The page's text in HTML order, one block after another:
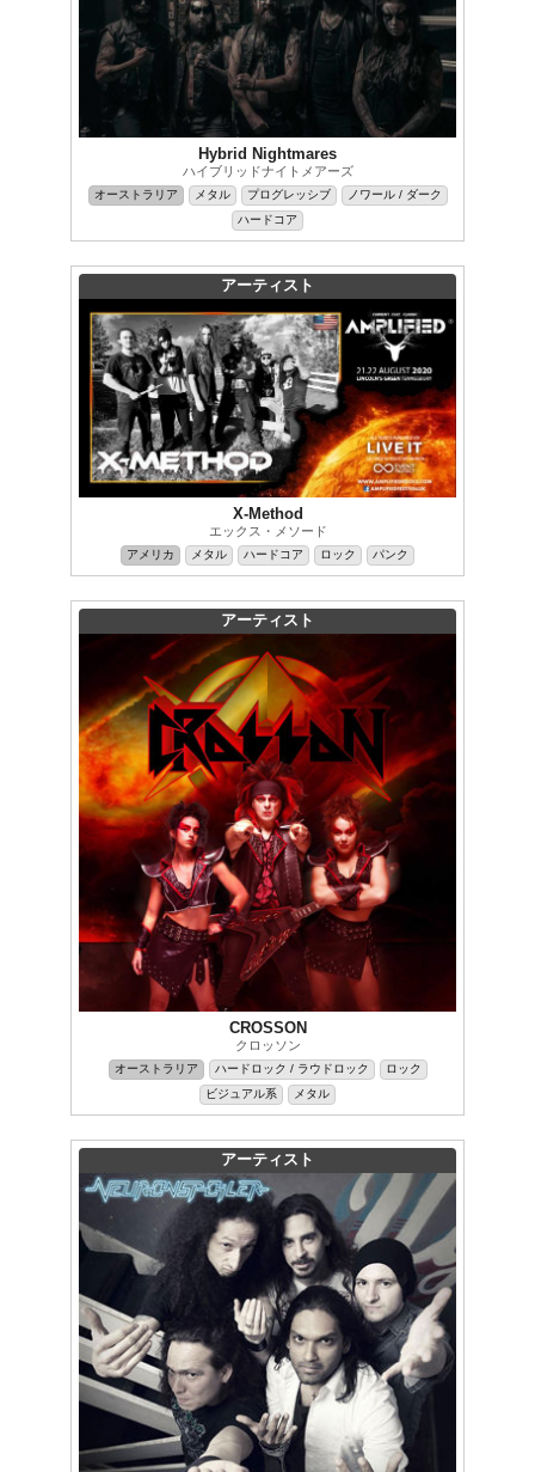
Hybrid Nightmares
ハイブリッドナイトメアーズ
オーストラリア メタル プログレッシブ
ノワール / ダーク
ハードコア
アーティスト
X-Method
エックス・メソード
アメリカ メタル ハードコア ロック パンク
アーティスト
CROSSON
クロッソン
オーストラリア ハードロック / ラウドロック
ロック
ビジュアル系
メタル
アーティスト